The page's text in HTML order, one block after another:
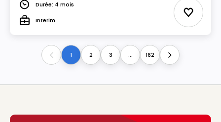
DuréeDurée: 4 mois
TypeInterim Ajouter
Previous1 2 3 ... 162 Next